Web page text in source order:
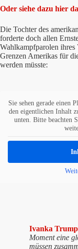
Oder siehe dazu hier
Die Tochter des
forderte doch allen
Wahlkampfparolen ihres
Grenzen Amerikas für
werden müsste:
Sie sehen gerade einen
den eigentlichen Inhalt
unten. Bitte beachten
Ivanka
Moment eine
müssen